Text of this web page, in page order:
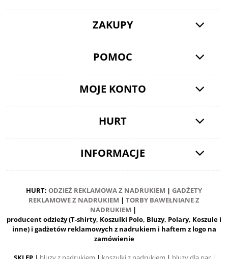
ZAKUPY
POMOC
MOJE KONTO
HURT
INFORMACJE
HURT: ODZIEŻ REKLAMOWA Z NADRUKIEM | GADŻETY
REKLAMOWE Z NADRUKIEM | TORBY BAWEŁNIANE Z
NADRUKIEM |
producent odzieży (T-shirty, Koszulki Polo, Bluzy, Polary, Koszule i
inne) i gadżetów reklamowych z nadrukiem i haftem z logo na
zamówienie